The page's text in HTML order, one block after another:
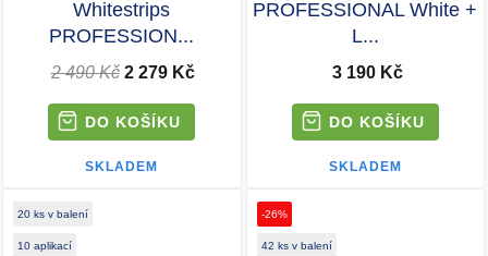
Whitestrips
PROFESSION...
2 490 Kč 2 279 Kč
SKLADEM
PROFESSIONAL White +
L...
3 190 Kč
SKLADEM
20 ks v balení
10 aplikací
-26%
42 ks v balení